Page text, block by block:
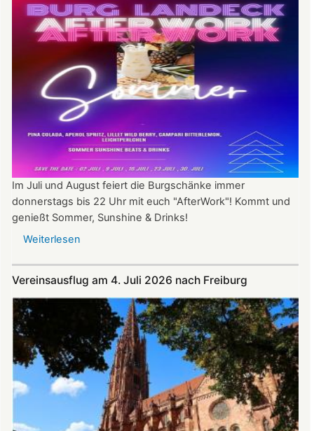
Im Juli und August feiert die Burgschänke immer
donnerstags bis 22 Uhr mit euch "AfterWork"! Kommt und
genießt Sommer, Sunshine & Drinks!
Weiterlesen
und
August
der
Burg:
After
Work
donnerstags
Vereinsausflug am 4. Juli 2026 nach Freiburg